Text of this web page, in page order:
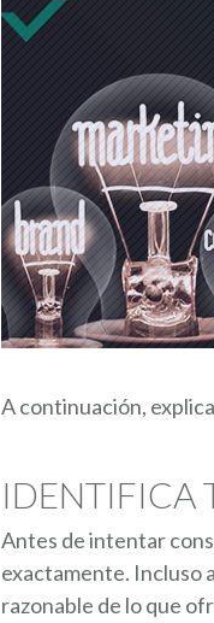
A continuación,
IDENTIFICA
Antes de intentar
exactamente. Incluso
razonable de lo que